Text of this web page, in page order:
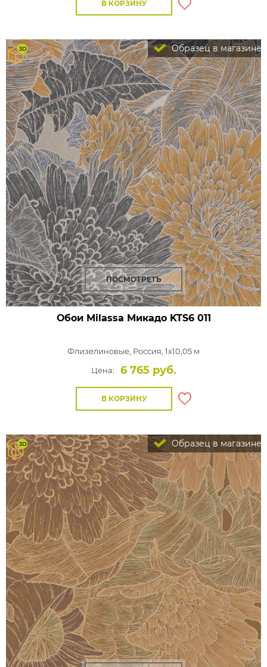
В КОРЗИНУ
Образец в магазине
ПОСМОТРЕТЬ
Обои Milassa МикадоKTS6 011
Флизелиновые, Россия, 1x10,05 м
Цена:
6 765 руб.
В КОРЗИНУ
Образец в магазине